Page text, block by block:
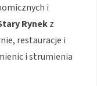
i
Rynekz
restauracje i
i strumienia